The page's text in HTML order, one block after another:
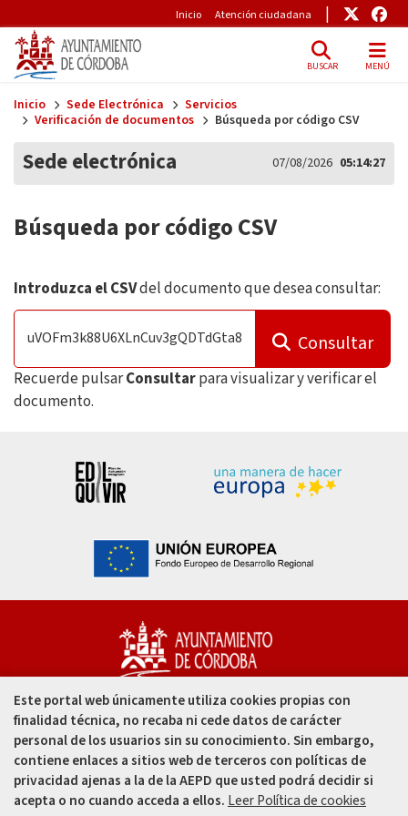
Pre-Header
Inicio Atención ciudadana Enlace
BUSCAR MENÚ
Inicio Sede Electrónica
Servicios
Verificación de documentos
Búsqueda por código CSV
Sede electrónica 07/08/2026 05:14:27
Búsqueda por código CSV
Introduzca el CSVdel documento que desea consultar:
Consultar
Recuerde pulsarConsultarpara visualizar y verificar el
documento.
Capitulares, 1. 14002
Córdoba - España
957 49 99 00
957 47 80 50
Este portal web únicamente utiliza cookies propias con
finalidad técnica, no recaba ni cede datos de carácter
personal de los usuarios sin su conocimiento. Sin embargo,
contiene enlaces a sitios web de terceros con políticas de
privacidad ajenas a la de la AEPD que usted podrá decidir si
acepta o no cuando acceda a ellos. Leer Política de cookies